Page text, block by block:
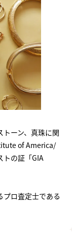
ーン、真珠に関
of America/
トの証「GIA
プロ査定士である